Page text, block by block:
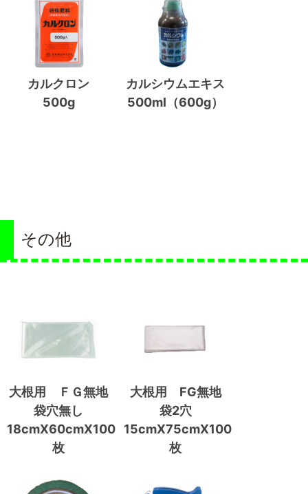
カルクロン
500g
カルシウムエキス
500ml（600g）
その他
大根用 ＦＧ無地
袋穴無し
18cmX60cmX100
枚
大根用 FG無地
袋2穴
15cmX75cmX100
枚